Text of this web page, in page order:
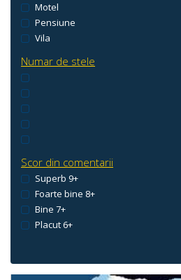
Motel
Pensiune
Vila
Numar de stele
Scor din comentarii
Superb 9+
Foarte bine 8+
Bine 7+
Placut 6+